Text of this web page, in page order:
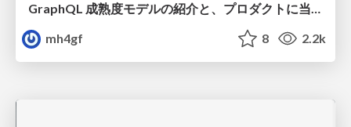
GraphQL 成熟度モデルの紹介と、プロダクトに当てはめた事例 / GraphQL maturity model
mh4gf
8 2.2k